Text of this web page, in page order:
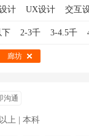
计 UX设计 交互
下 2-3千 3-4.5千
廊坊
沟通
上 | 本科